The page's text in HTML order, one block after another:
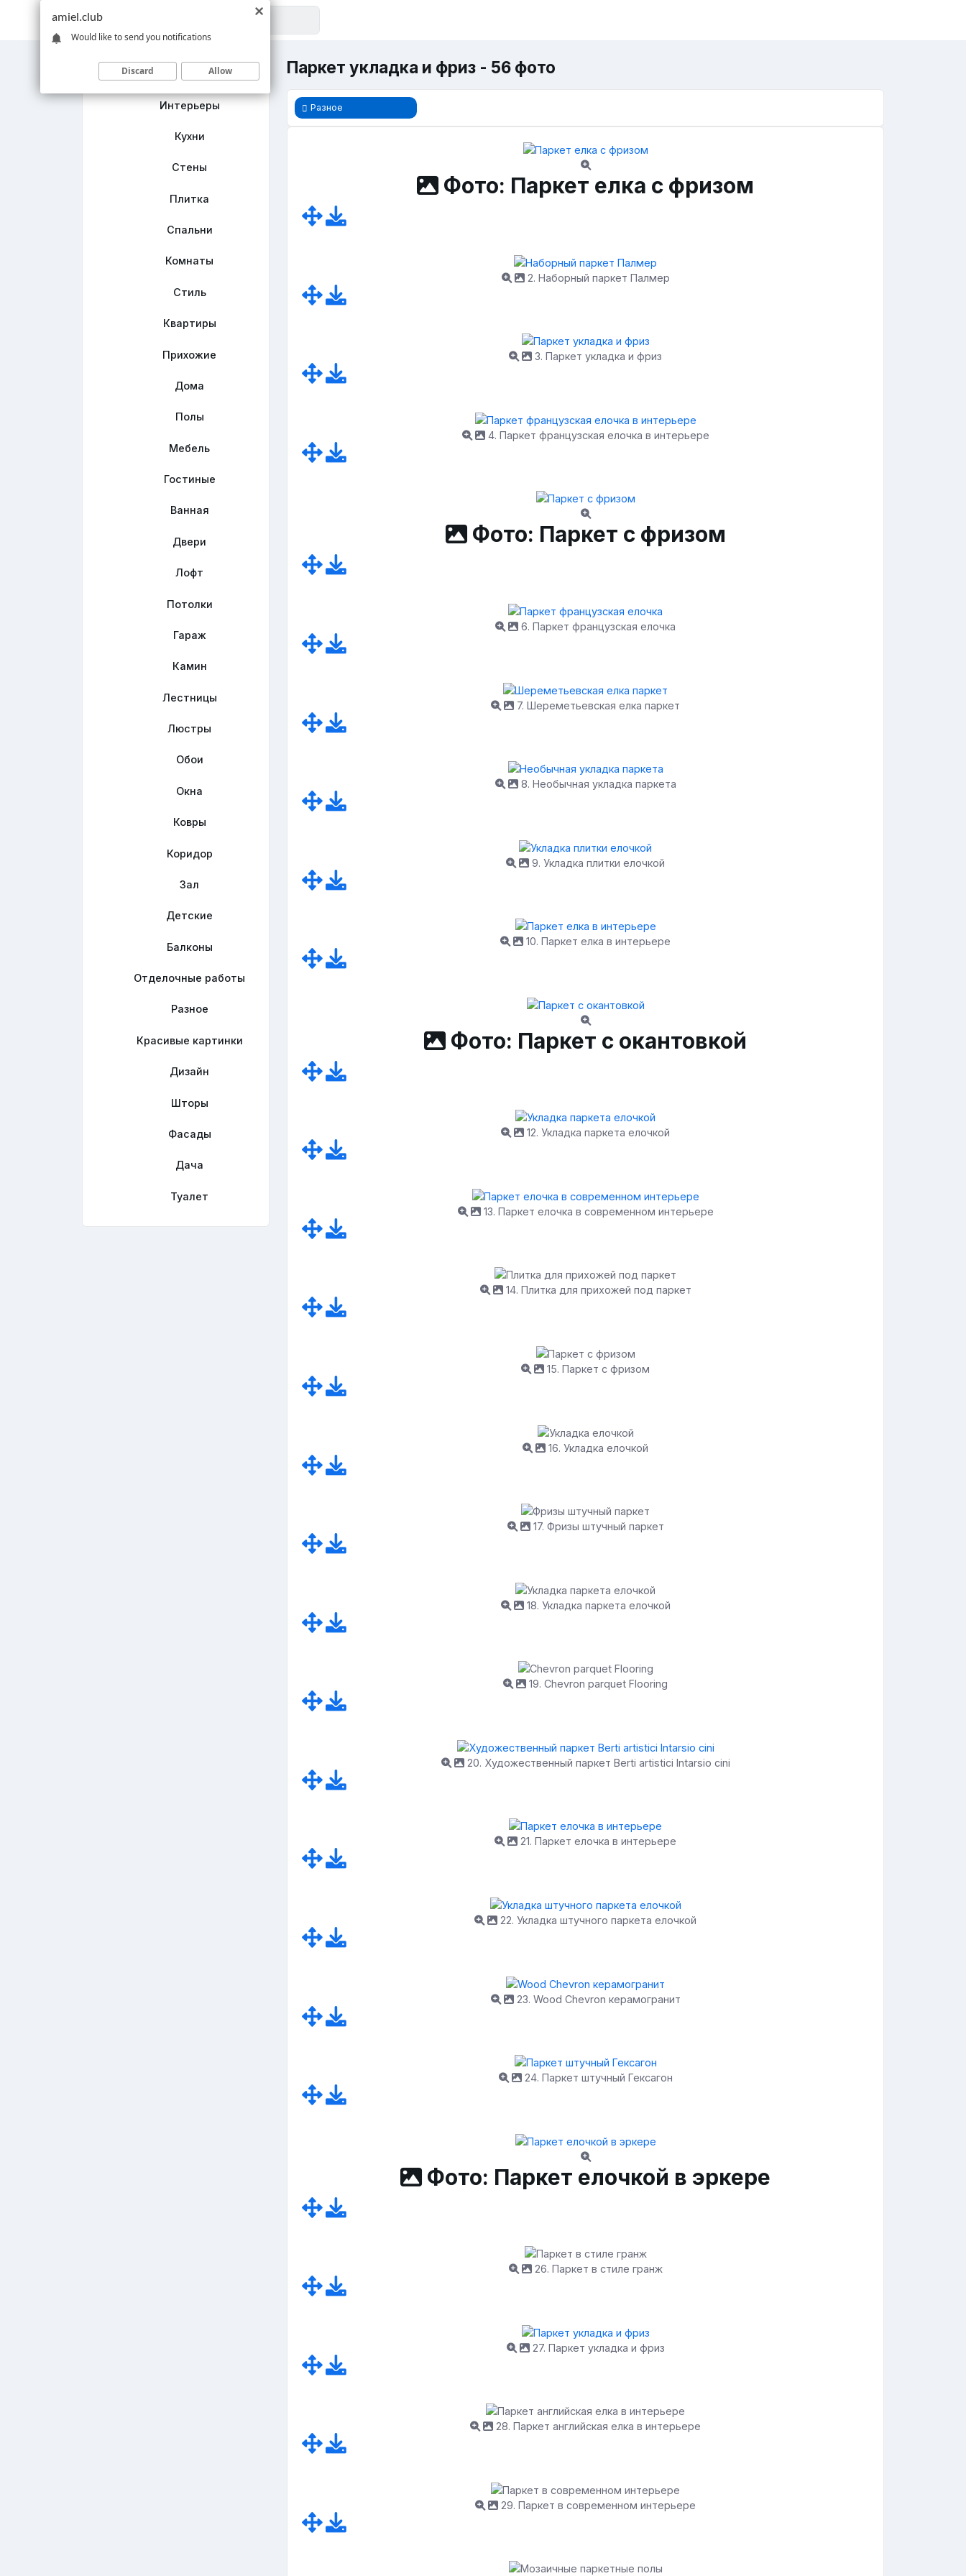
Главная
Интерьеры
Кухни
Стены
Плитка
Спальни
Комнаты
Стиль
Квартиры
Прихожие
Дома
Полы
Мебель
Гостиные
Ванная
Двери
Лофт
Потолки
Гараж
Камин
Лестницы
Люстры
Обои
Окна
Ковры
Коридор
Зал
Детские
Балконы
Отделочные работы
Разное
Красивые картинки
Дизайн
Шторы
Фасады
Дача
Туалет
Паркет укладка и фриз - 56 фото
Разное
Фото: Паркет елка с фризом
2. Наборный паркет Палмер
3. Паркет укладка и фриз
4. Паркет французская елочка в интерьере
Фото: Паркет с фризом
6. Паркет французская елочка
7. Шереметьевская елка паркет
8. Необычная укладка паркета
9. Укладка плитки елочкой
10. Паркет елка в интерьере
Фото: Паркет с окантовкой
12. Укладка паркета елочкой
13. Паркет елочка в современном интерьере
14. Плитка для прихожей под паркет
15. Паркет с фризом
16. Укладка елочкой
17. Фризы штучный паркет
18. Укладка паркета елочкой
19. Chevron parquet Flooring
20. Художественный паркет Berti artistici Intarsio cini
21. Паркет елочка в интерьере
22. Укладка штучного паркета елочкой
23. Wood Chevron керамогранит
24. Паркет штучный Гексагон
Фото: Паркет елочкой в эркере
26. Паркет в стиле гранж
27. Паркет укладка и фриз
28. Паркет английская елка в интерьере
29. Паркет в современном интерьере
amiel.club
Would like to send you notifications
Discard Allow